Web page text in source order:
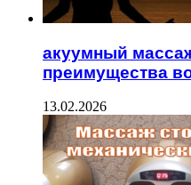
акуумный
преимущества
13.02.2026